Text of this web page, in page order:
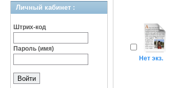
Личный кабинет :
Штрих-код
Пароль (имя)
Нет экз.